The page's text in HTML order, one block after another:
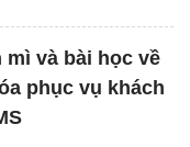
mì và bài học về
phục vụ khách